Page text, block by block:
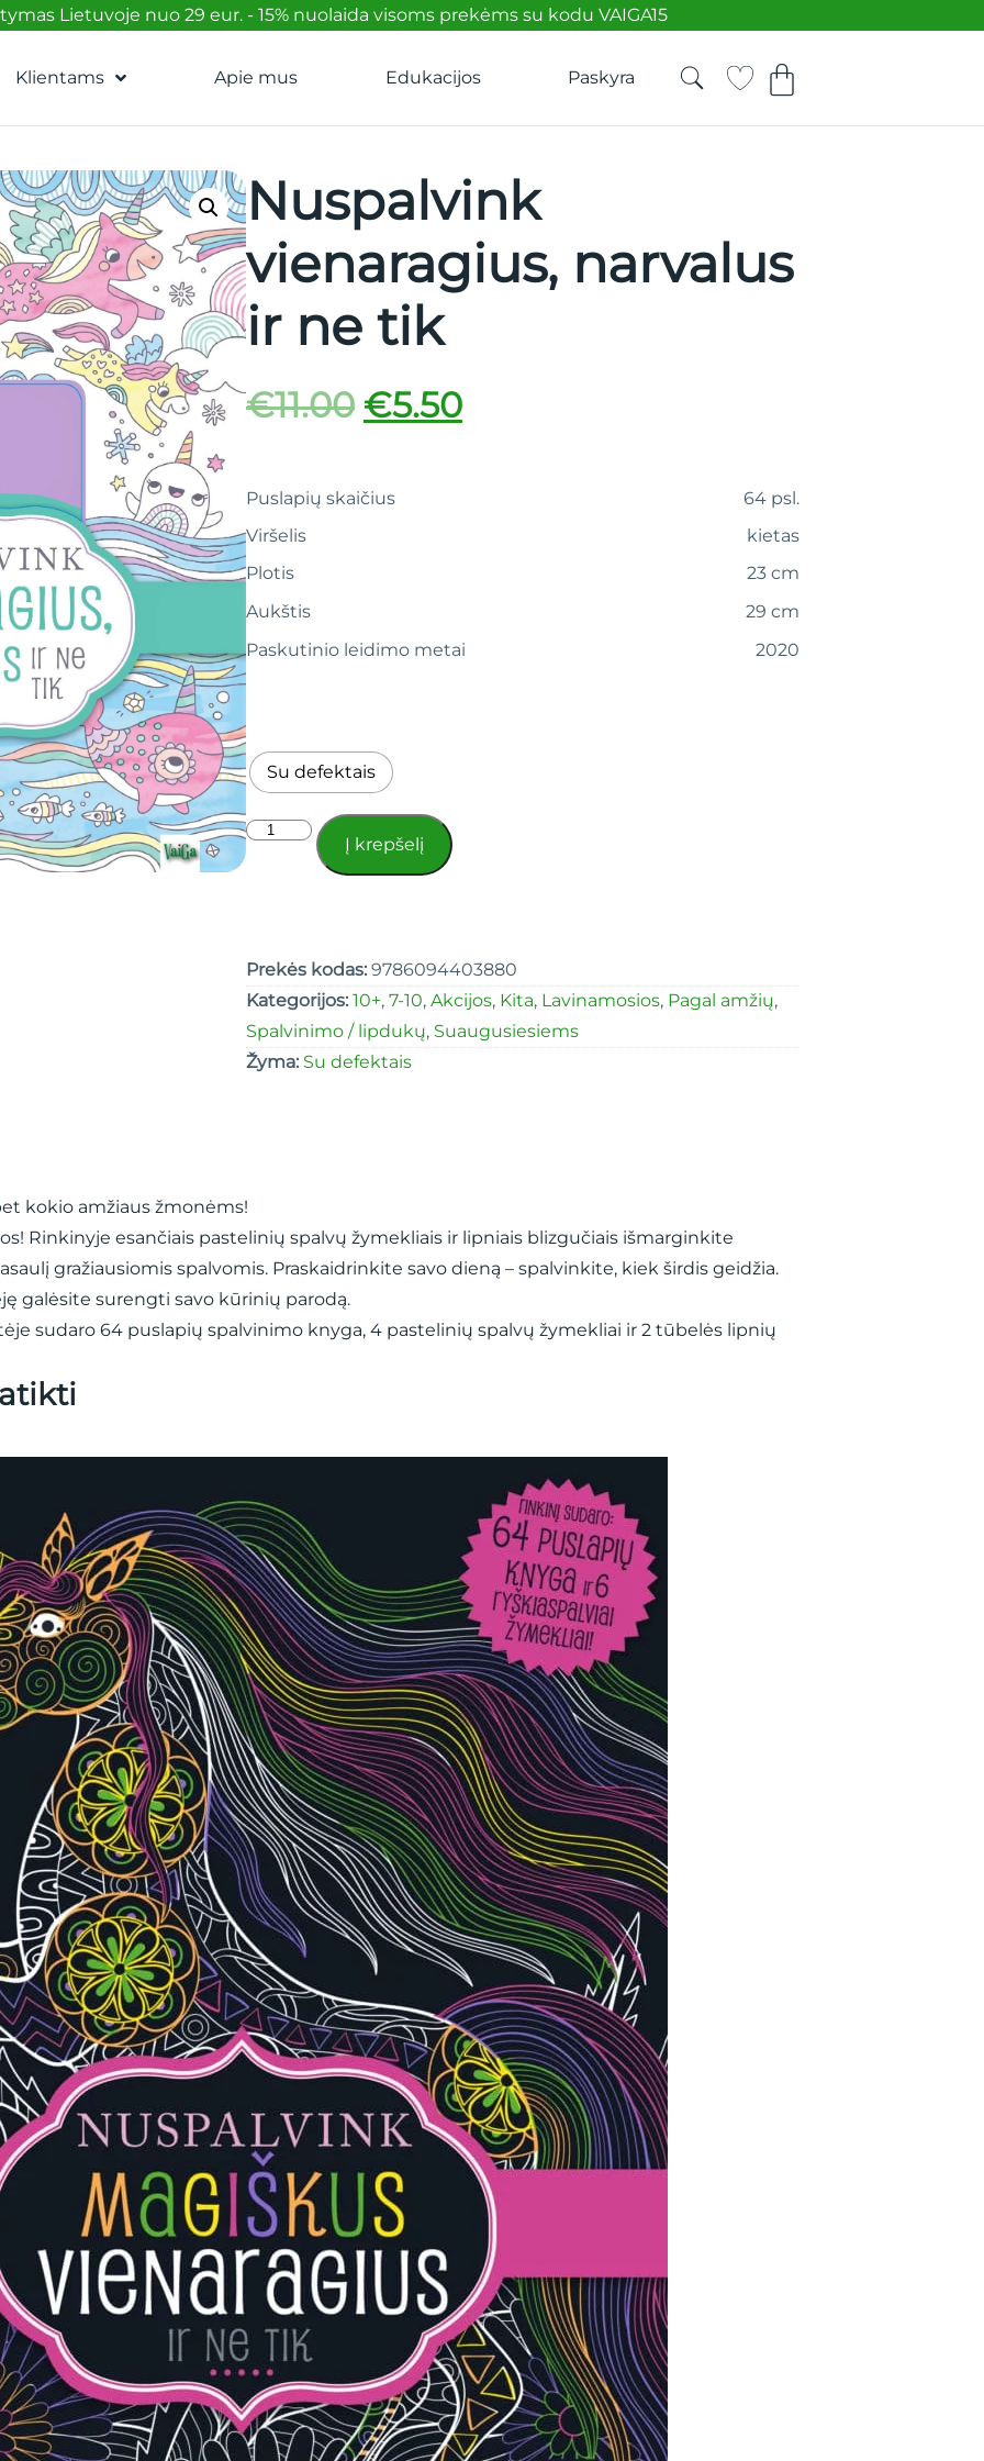
Lietuvoje nuo 29 eur. - 15% nuolaida visoms prekėms su kodu VAIGA15
Klientams Apie mus Edukacijos Paskyra
Nuspalvink
vienaragius, narvalus
ir ne tik
€11.00 €5.50
Puslapių skaičius
64 psl.
Viršelis
kietas
Plotis
23 cm
Aukštis
29 cm
Paskutinio leidimo metai
2020
Su defektais
Į krepšelį
Prekės kodas: 9786094403880
Kategorijos: 10+, 7-10, Akcijos, Kita, Lavinamosios, Pagal amžių,
Spalvinimo / lipdukų, Suaugusiesiems
Žyma: Su defektais
kokio amžiaus žmonėms!
Rinkinyje esančiais pastelinių spalvų žymekliais ir lipniais blizgučiais išmarginkite
gražiausiomis spalvomis. Praskaidrinkite savo dieną – spalvinkite, kiek širdis geidžia.
galėsite surengti savo kūrinių parodą.
sudaro 64 puslapių spalvinimo knyga, 4 pastelinių spalvų žymekliai ir 2 tūbelės lipnių